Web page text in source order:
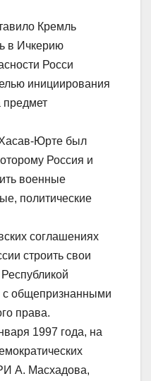
Кремль
в Ичкерию
Росси
инициирования
предмет
Хасав-Юрте был
Россия и
военные
политические
соглашениях
строить свои
с общепризнанными
права.
1997 года, на
А. Масхадова,